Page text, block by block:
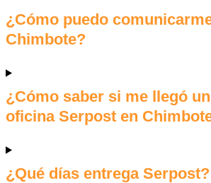
¿Cómo puedo
Chimbote?
¿Cómo saber si me llegó
oficina Serpost en
¿Qué días entrega Serpost?